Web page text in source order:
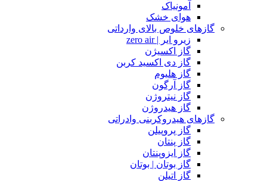
آمونیاک
هوای خشک
گازهای خلوص بالای وارداتی
زیرو ایر | zero air
گاز اکسیژن
گاز دی اکسید کربن
گاز هلیوم
گاز آرگون
گاز نیتروژن
گاز هیدروژن
گازهای هیدروکربنی وادراتی
گاز پروپیلن
گاز پنتان
گاز ایزوپنتان
گاز بوتان | بوتان
گاز اتیلن